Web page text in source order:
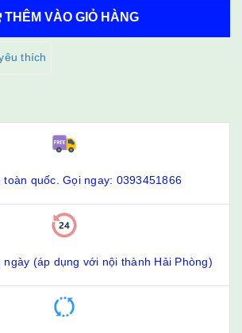
THÊM VÀO GIỎ HÀNG
thích
toàn quốc. Gọi ngay: 0393451866
ngày (áp dụng với nội thành Hải Phòng)